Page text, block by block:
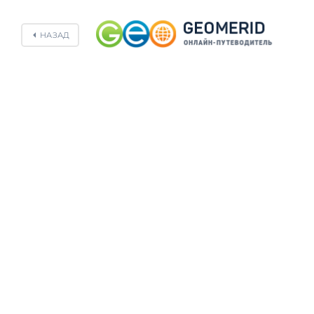
НАЗАД